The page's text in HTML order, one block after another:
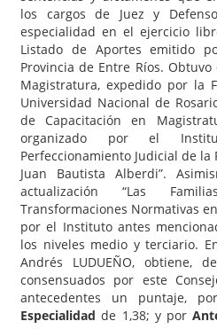
los cargos de Juez y
especialidad en el ejercicio
Listado de Aportes emitido
Provincia de Entre Ríos.
Magistratura, expedido por la
Universidad Nacional de
de Capacitación en
organizado por el
Perfeccionamiento Judicial de la
Juan Bautista Alberdi”.
actualización “Las
Transformaciones Normativas
por el Instituto antes
los niveles medio y terciario.
Andrés LUDUEÑO, obtiene,
consensuados por este
antecedentes un puntaje,
Especialidad de 1,38; y por